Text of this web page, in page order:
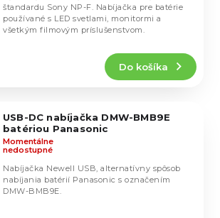
Do košíka
štandardu Sony NP-F. Nabíjačka pre batérie
používané s LED svetlami, monitormi a
všetkým filmovým príslušenstvom.
USB-DC nabíjačka DMW-BMB9E
batériou Panasonic
Momentálne
nedostupné
Nabíjačka Newell USB, alternatívny spôsob
nabíjania batérií Panasonic s označením
DMW-BMB9E.